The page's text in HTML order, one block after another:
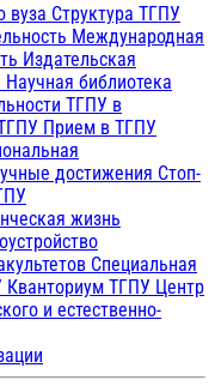
вуза Структура ТГПУ
Международная
Издательская
Научная библиотека
ТГПУ в
Прием в ТГПУ
достижения Стоп-
жизнь
Специальная
Кванториум ТГПУ Центр
и естественно-